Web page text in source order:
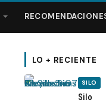
LO + RECIENTE
SILO
Silo